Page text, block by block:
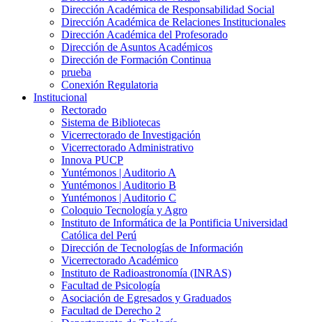
Dirección Académica de Responsabilidad Social
Dirección Académica de Relaciones Institucionales
Dirección Académica del Profesorado
Dirección de Asuntos Académicos
Dirección de Formación Continua
prueba
Conexión Regulatoria
Institucional
Rectorado
Sistema de Bibliotecas
Vicerrectorado de Investigación
Vicerrectorado Administrativo
Innova PUCP
Yuntémonos | Auditorio A
Yuntémonos | Auditorio B
Yuntémonos | Auditorio C
Coloquio Tecnología y Agro
Instituto de Informática de la Pontificia Universidad
Católica del Perú
Dirección de Tecnologías de Información
Vicerrectorado Académico
Instituto de Radioastronomía (INRAS)
Facultad de Psicología
Asociación de Egresados y Graduados
Facultad de Derecho 2